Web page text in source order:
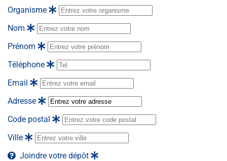
Organisme
Nom
Prénom
Téléphone
Email
Adresse
Code postal
Ville
Joindre votre dépôt